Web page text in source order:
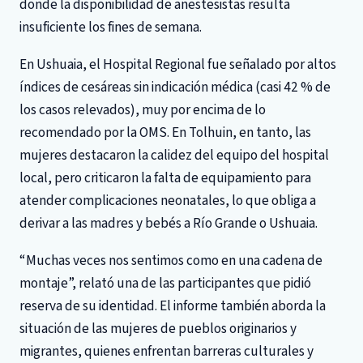
donde la disponibilidad de anestesistas resulta
insuficiente los fines de semana.
En Ushuaia, el Hospital Regional fue señalado por altos
índices de cesáreas sin indicación médica (casi 42 % de
los casos relevados), muy por encima de lo
recomendado por la OMS. En Tolhuin, en tanto, las
mujeres destacaron la calidez del equipo del hospital
local, pero criticaron la falta de equipamiento para
atender complicaciones neonatales, lo que obliga a
derivar a las madres y bebés a Río Grande o Ushuaia.
“Muchas veces nos sentimos como en una cadena de
montaje”, relató una de las participantes que pidió
reserva de su identidad. El informe también aborda la
situación de las mujeres de pueblos originarios y
migrantes, quienes enfrentan barreras culturales y